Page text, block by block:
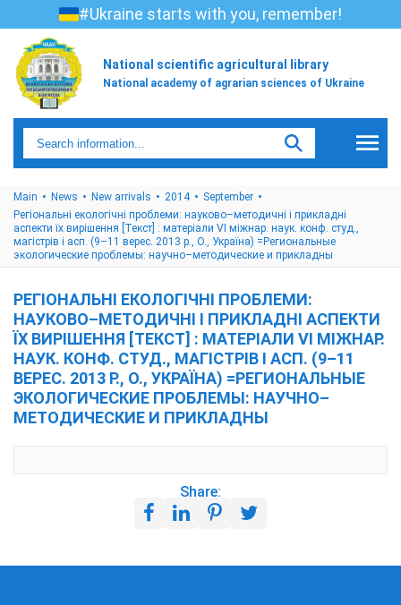
#Ukraine starts with you, remember!
National scientific agricultural library
National academy of agrarian sciences of Ukraine
Main News New arrivals 2014
September
Регіональні екологічні проблеми: науково–методичні і прикладні
аспекти їх вирішення [Текст] : матеріали VI міжнар. наук. конф. студ.,
магістрів і асп. (9–11 верес. 2013 р., О., Україна) =Региональные
экологические проблемы: научно–методические и прикладны
РЕГІОНАЛЬНІ ЕКОЛОГІЧНІ ПРОБЛЕМИ:
НАУКОВО–МЕТОДИЧНІ І ПРИКЛАДНІ АСПЕКТИ
ЇХ ВИРІШЕННЯ [ТЕКСТ] : МАТЕРІАЛИ VI МІЖНАР.
НАУК. КОНФ. СТУД., МАГІСТРІВ І АСП. (9–11
ВЕРЕС. 2013 Р., О., УКРАЇНА) =РЕГИОНАЛЬНЫЕ
ЭКОЛОГИЧЕСКИЕ ПРОБЛЕМЫ: НАУЧНО–
МЕТОДИЧЕСКИЕ И ПРИКЛАДНЫ
Share: